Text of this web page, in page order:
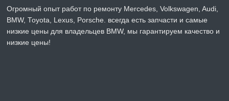
Огромный опыт работ по ремонту Mercedes, Volkswagen, Audi,
BMW, Toyota, Lexus, Porsche. всегда есть запчасти и самые
низкие цены для владельцев BMW, мы гарантируем качество и
низкие цены!